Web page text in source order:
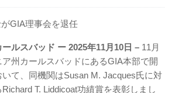
GIA理事会を退任
ルスバッド ー 2025年11月10日 – 11月
州カールスバッドにあるGIA本部で開
て、同機関はSusan M. Jacques氏に対
T. Liddicoat功績賞を表彰しまし